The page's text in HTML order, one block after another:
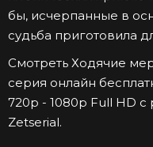
бы, исчерпанные в
судьба приготовила
Смотреть Ходячие
серия онлайн
720p - 1080p Full HD с
Zetserial.